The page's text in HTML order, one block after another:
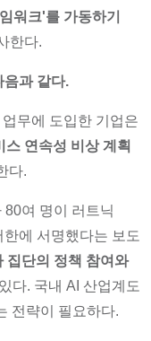
워크'를 가동하기
한다.
음과 같다.
무에 도입한 기업은
연속성 비상 계획
다.
여 명이 러트닉
에 서명했다는 보도
집단의 정책 참여와
다. 국내 AI 산업계도
전략이 필요하다.